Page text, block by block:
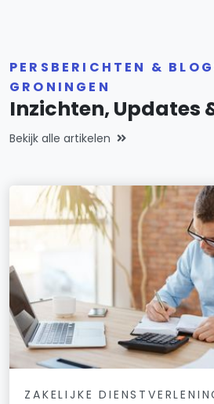
PERSBERICHTEN &
GRONINGEN
Inzichten, Updates
Bekijk alle artikelen
ZAKELIJKE